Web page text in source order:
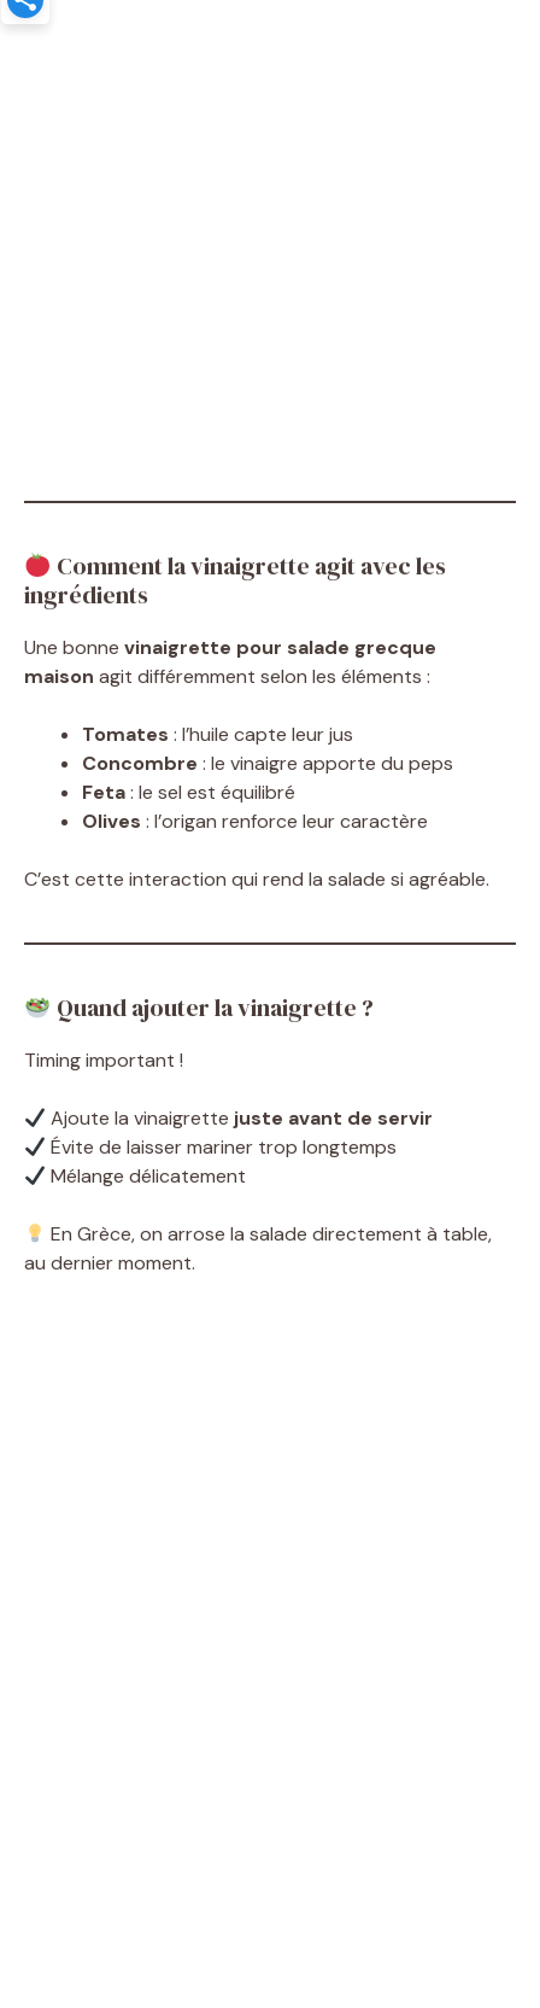
Comment la vinaigrette agit avec les
ingrédients
Une bonne vinaigrette pour salade grecque
maison agit différemment selon les éléments :
Tomates : l’huile capte leur jus
Concombre : le vinaigre apporte du peps
Feta: le sel est équilibré
Olives : l’origan renforce leur caractère
C’est cette interaction qui rend la salade si agréable.
Quand ajouter la vinaigrette ?
Timing important !
Ajoute la vinaigrette juste avant de servir
Évite de laisser mariner trop longtemps
Mélange délicatement
En Grèce, on arrose la salade directement à table,
au dernier moment.